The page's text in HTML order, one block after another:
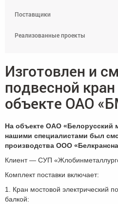
Поставщики
Реализованные проекты
Изготовлен и
подвесной
объекте ОАО
На объекте ОАО «Белорусский
нашими специалистами был
производства ООО
Клиент — СУП
Комплект поставки включает:
1. Кран мостовой электрический
балкой: